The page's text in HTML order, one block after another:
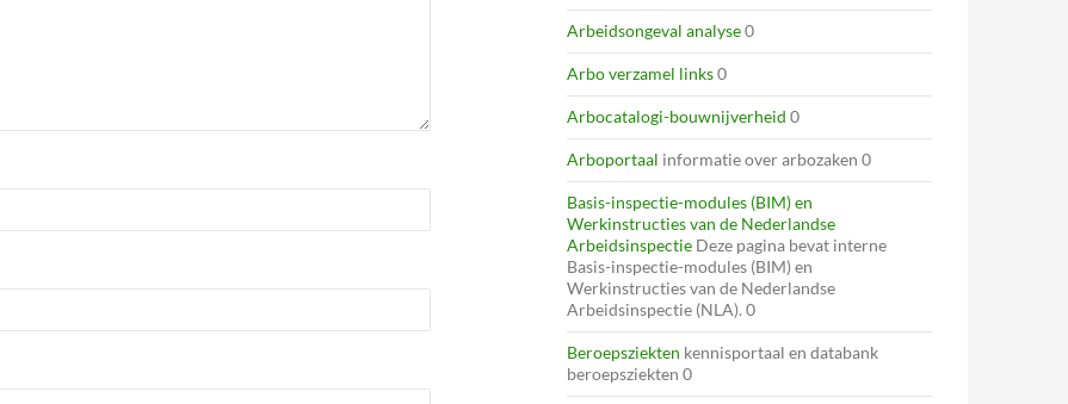
Arbeidsongeval analyse0
Arbo verzamel links0
Arbocatalogi-bouwnijverheid 0
Arboportaal informatie over arbozaken 0
Basis-inspectie-modules (BIM) en
Werkinstructies van de Nederlandse
Arbeidsinspectie Deze pagina bevat interne
Basis-inspectie-modules (BIM) en
Werkinstructies van de Nederlandse
Arbeidsinspectie (NLA). 0
Beroepsziekten kennisportaal en databank
beroepsziekten 0